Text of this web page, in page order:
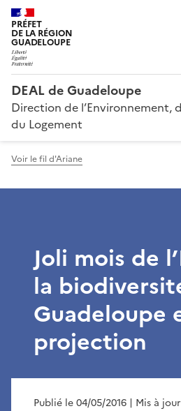
PRÉFET
DE LA RÉGION
GUADELOUPE
DEAL de Guadeloupe
Direction de l’Environnement,
du Logement
Voir le fil d'Ariane
Joli mois de
la
Guadeloupe
projection
Publié le 04/05/2016 | Mis à